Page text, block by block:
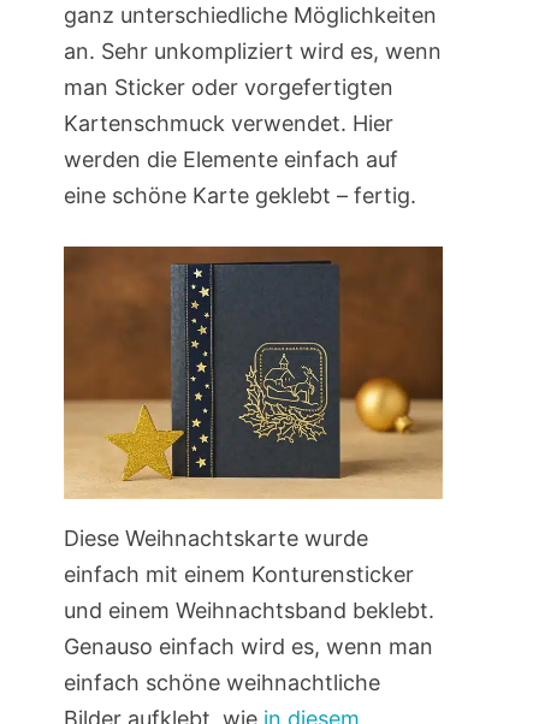
ganz unterschiedliche Möglichkeiten
an. Sehr unkompliziert wird es, wenn
man Sticker oder vorgefertigten
Kartenschmuck verwendet. Hier
werden die Elemente einfach auf
eine schöne Karte geklebt – fertig.
Diese Weihnachtskarte wurde
einfach mit einem Konturensticker
und einem Weihnachtsband beklebt.
Genauso einfach wird es, wenn man
einfach schöne weihnachtliche
Bilder aufklebt, wie in diesem